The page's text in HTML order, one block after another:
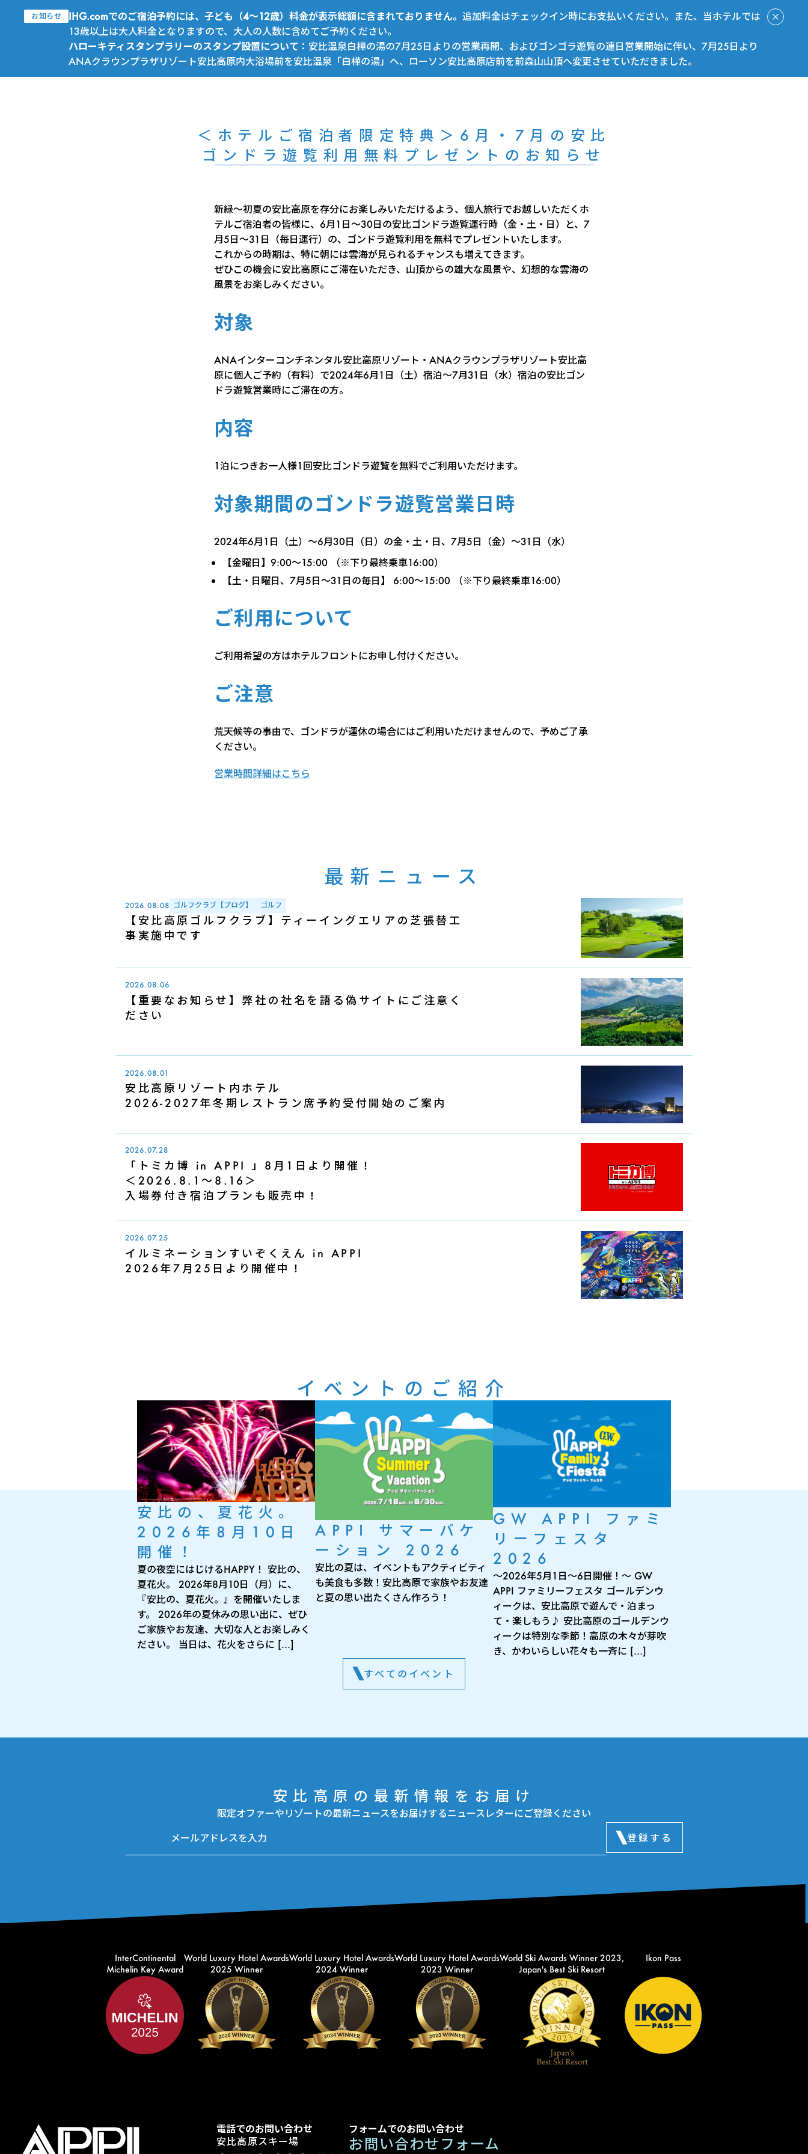
お知らせ IHG.comでのご宿泊予約には、子ども（4～12歳）料金が表示総額に含まれておりません。追加料金はチェックイン時にお支払いください。また、当ホテルでは
13歳以上は大人料金となりますので、大人の人数に含めてご予約ください。
ハローキティスタンプラリーのスタンプ設置について：安比温泉白樺の湯の7月25日よりの営業再開、およびゴンゴラ遊覧の連日営業開始に伴い、7月25日より
ANAクラウンプラザリゾート安比高原内大浴場前を安比温泉「白樺の湯」へ、ローソン安比高原店前を前森山山頂へ変更させていただきました。
＜ホテルご宿泊者限定特典＞6月・7月の安比
ゴンドラ遊覧利用無料プレゼントのお知らせ
新緑～初夏の安比高原を存分にお楽しみいただけるよう、個人旅行でお越しいただくホ
テルご宿泊者の皆様に、6月1日～30日の安比ゴンドラ遊覧運行時（金・土・日）と、7
月5日～31日（毎日運行）の、ゴンドラ遊覧利用を無料でプレゼントいたします。
これからの時期は、特に朝には雲海が見られるチャンスも増えてきます。
ぜひこの機会に安比高原にご滞在いただき、山頂からの雄大な風景や、幻想的な雲海の
風景をお楽しみください。
対象
ANAインターコンチネンタル安比高原リゾート・ANAクラウンプラザリゾート安比高
原に個人ご予約（有料）で2024年6月1日（土）宿泊～7月31日（水）宿泊の安比ゴン
ドラ遊覧営業時にご滞在の方。
内容
1泊につきお一人様1回安比ゴンドラ遊覧を無料でご利用いただけます。
対象期間のゴンドラ遊覧営業日時
2024年6月1日（土）～6月30日（日）の金・土・日、7月5日（金）～31日（水）
【金曜日】9:00～15:00 （※下り最終乗車16:00）
【土・日曜日、7月5日～31日の毎日】 6:00～15:00 （※下り最終乗車16:00）
ご利用について
ご利用希望の方はホテルフロントにお申し付けください。
ご注意
荒天候等の事由で、ゴンドラが運休の場合にはご利用いただけませんので、予めご了承
ください。
営業時間詳細はこちら
最新ニュース
2026.08.08 ゴルフクラブ【ブログ】 ゴルフ
【安比高原ゴルフクラブ】ティーイングエリアの芝張替工
事実施中です
2026.08.06
【重要なお知らせ】弊社の社名を語る偽サイトにご注意く
ださい
2026.08.01
安比高原リゾート内ホテル
2026-2027年冬期レストラン席予約受付開始のご案内
2026.07.28
「トミカ博 in APPI 」8月1日より開催！
＜2026.8.1～8.16＞
入場券付き宿泊プランも販売中！
2026.07.25
イルミネーションすいぞくえん in APPI
2026年7月25日より開催中！
イベントのご紹介
安比の、夏花火。
2026年8月10日
開催！
夏の夜空にはじけるHAPPY！ 安比の、
夏花火。 2026年8月10日（月）に、
『安比の、夏花火。』を開催いたしま
す。 2026年の夏休みの思い出に、ぜひ
ご家族やお友達、大切な人とお楽しみく
ださい。 当日は、花火をさらに […]
APPI サマーバケ
ーション 2026
安比の夏は、イベントもアクティビティ
も美食も多数！安比高原で家族やお友達
と夏の思い出たくさん作ろう！
GW APPI ファミ
リーフェスタ
2026
～2026年5月1日～6日開催！～ GW
APPI ファミリーフェスタ ゴールデンウ
ィークは、安比高原で遊んで・泊まっ
て・楽しもう♪ 安比高原のゴールデンウ
ィークは特別な季節！高原の木々が芽吹
き、かわいらしい花々も一斉に […]
すべてのイベント
安比高原の最新情報をお届け
限定オファーやリゾートの最新ニュースをお届けするニュースレターにご登録ください
登録する
InterContinental
Michelin Key Award
World Luxury Hotel Awards
2025 Winner
World Luxury Hotel Awards
2024 Winner
World Luxury Hotel Awards
2023 Winner
World Ski Awards Winner 2023,
Japan's Best Ski Resort
Ikon Pass
電話でのお問い合わせ
安比高原スキー場
フォームでのお問い合わせ
お問い合わせフォーム